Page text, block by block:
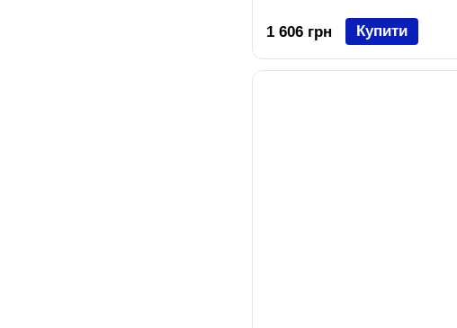
1 606 грн Купити